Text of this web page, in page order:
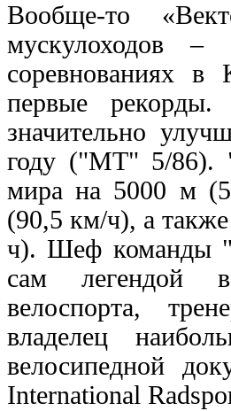
Вообще-то
мускулоходов –
соревнованиях
первые
значительно
году ("MT" 5/86).
мира на 5000 м
(90,5 км/ч), а
ч). Шеф команды
сам легендой
велоспорта,
владелец
велосипедной
International